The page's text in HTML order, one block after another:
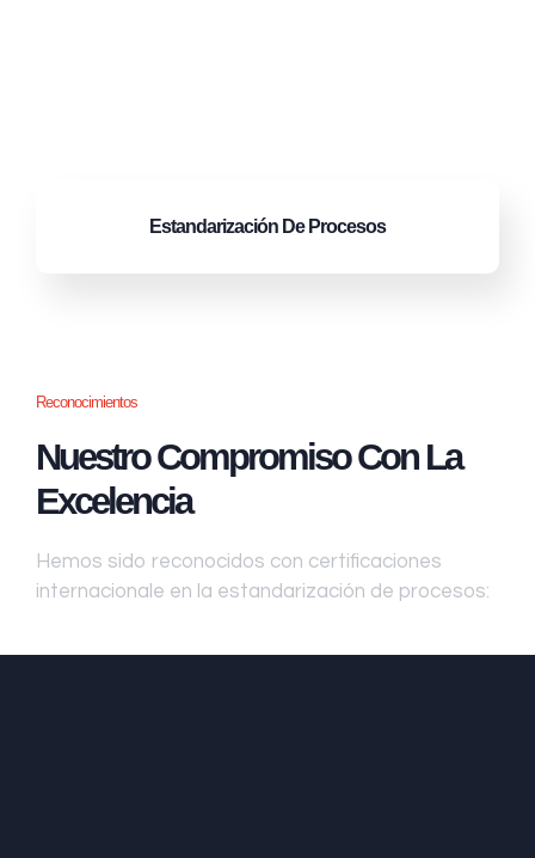
Estandarización De Procesos
Reconocimientos
Nuestro Compromiso Con La
Excelencia
Hemos sido reconocidos con certificaciones
internacionale en la estandarización de procesos: